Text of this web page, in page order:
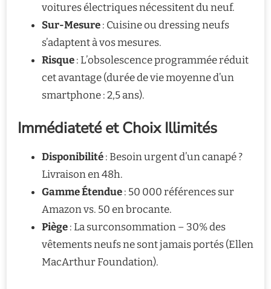
voitures électriques nécessitent du neuf.
Sur-Mesure: Cuisine ou dressing neufs
s’adaptent à vos mesures.
Risque: L’obsolescence programmée réduit
cet avantage (durée de vie moyenne d’un
smartphone : 2,5 ans).
Immédiateté et Choix Illimités
Disponibilité: Besoin urgent d’un canapé ?
Livraison en 48h.
Gamme Étendue: 50 000 références sur
Amazon vs. 50 en brocante.
Piège: La surconsommation – 30% des
vêtements neufs ne sont jamais portés (Ellen
MacArthur Foundation).